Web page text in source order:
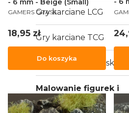
Gry karciane LCG
Gry karciane TCG
Karty kolekcjonerskie
Malowanie figurek i
modelarstwo
- 6 mm - Beige (Small)
PRODUCENT
GAMERS GRASS
Cena
18,95 zł
Do koszyka